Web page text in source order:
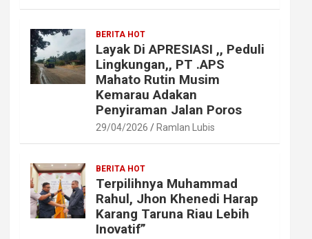
BERITA HOT
Layak Di APRESIASI ,, Peduli
Lingkungan,, PT .APS
Mahato Rutin Musim
Kemarau Adakan
Penyiraman Jalan Poros
29/04/2026 Ramlan Lubis
BERITA HOT
Terpilihnya Muhammad
Rahul, Jhon Khenedi Harap
Karang Taruna Riau Lebih
Inovatif”